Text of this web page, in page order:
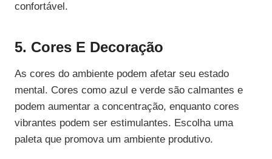
confortável.
5. Cores E Decoração
As cores do ambiente podem afetar seu estado
mental. Cores como azul e verde são calmantes e
podem aumentar a concentração, enquanto cores
vibrantes podem ser estimulantes. Escolha uma
paleta que promova um ambiente produtivo.